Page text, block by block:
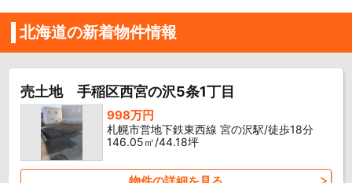
北海道の新着物件情報
売土地 手稲区西宮の沢5条1丁目
998万円
札幌市営地下鉄東西線 宮の沢駅/徒歩18分
146.05㎡/44.18坪